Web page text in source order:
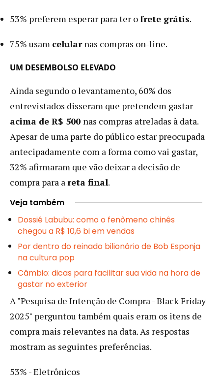
53% preferem esperar para ter ofrete grátis.
75% usam celularnas compras on-line.
UM DESEMBOLSO ELEVADO
Ainda segundo o levantamento, 60% dos
entrevistados disseram que pretendem gastar
acima de R$ 500 nas compras atreladas à data.
Apesar de uma parte do público estar preocupada
antecipadamente com a forma como vai gastar,
32% afirmaram que vão deixar a decisão de
compra para areta final.
Veja também
Dossiê Labubu: como o fenômeno chinês
chegou a R$ 10,6 bi em vendas
Por dentro do reinado bilionário de Bob Esponja
na cultura pop
Câmbio: dicas para facilitar sua vida na hora de
gastar no exterior
A "Pesquisa de Intenção de Compra - Black Friday
2025" perguntou também quais eram os itens de
compra mais relevantes na data. As respostas
mostram as seguintes preferências.
53% - Eletrônicos